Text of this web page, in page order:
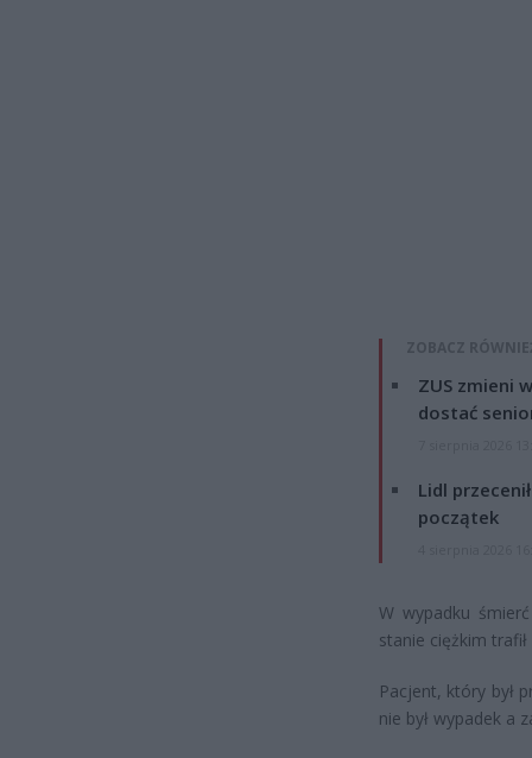
ZOBACZ
ZUS zmieni
dostać
Lidl
początek
W wypadku
stanie ciężkim
Pacjent, który był
nie był wypadek a